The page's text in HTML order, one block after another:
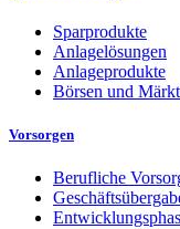
Sparprodukte
Anlagelösungen
Anlageprodukte
Börsen und
Vorsorgen
Berufliche